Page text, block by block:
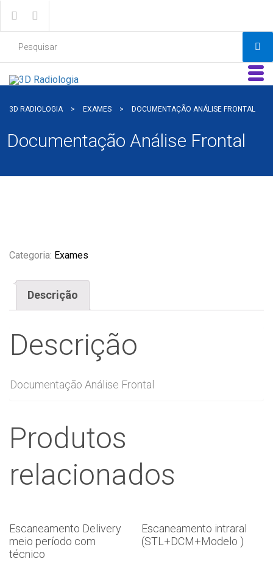
3D RADIOLOGIA > EXAMES > DOCUMENTAÇÃO ANÁLISE FRONTAL
Documentação Análise Frontal
Categoria: Exames
Descrição
Descrição
Documentação Análise Frontal
Produtos
relacionados
Escaneamento Delivery
meio período com
técnico
Escaneamento intraral
(STL+DCM+Modelo )